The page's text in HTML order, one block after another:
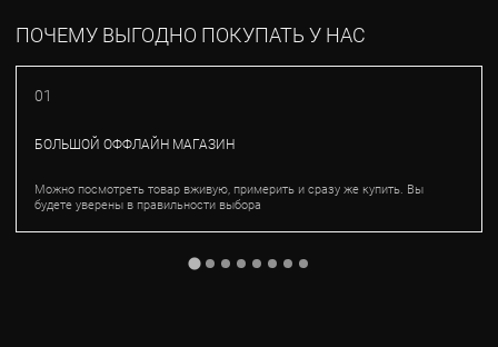
ПОЧЕМУ ВЫГОДНО ПОКУПАТЬ У НАС
01
БОЛЬШОЙ ОФФЛАЙН МАГАЗИН
Можно посмотреть товар вживую, примерить и сразу же купить. Вы
будете уверены в правильности выбора